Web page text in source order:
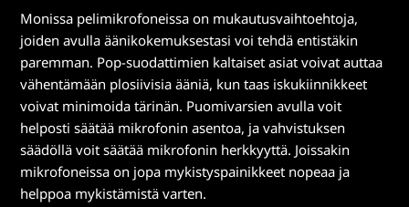
Monissa pelimikrofoneissa on mukautusvaihtoehtoja,
joiden avulla äänikokemuksestasi voi tehdä entistäkin
paremman. Pop-suodattimien kaltaiset asiat voivat auttaa
vähentämään plosiivisia ääniä, kun taas iskukiinnikkeet
voivat minimoida tärinän. Puomivarsien avulla voit
helposti säätää mikrofonin asentoa, ja vahvistuksen
säädöllä voit säätää mikrofonin herkkyyttä. Joissakin
mikrofoneissa on jopa mykistyspainikkeet nopeaa ja
helppoa mykistämistä varten.